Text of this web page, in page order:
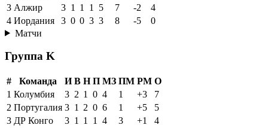
3 Алжир 3 1 1 1 5 7 -2
4
4 Иордания 3 0 0 3 3 8 -5
0
Матчи
Группа K
# Команда И В Н П МЗ ПМ РМ О
1 Колумбия 3 2 1 0 4 1 +3
7
2 Португалия 3 1 2 0 6 1 +5
5
3 ДР Конго 3 1 1 1 4 3 +1
4